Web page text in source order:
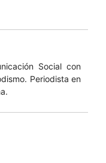
Social con
Periodista en